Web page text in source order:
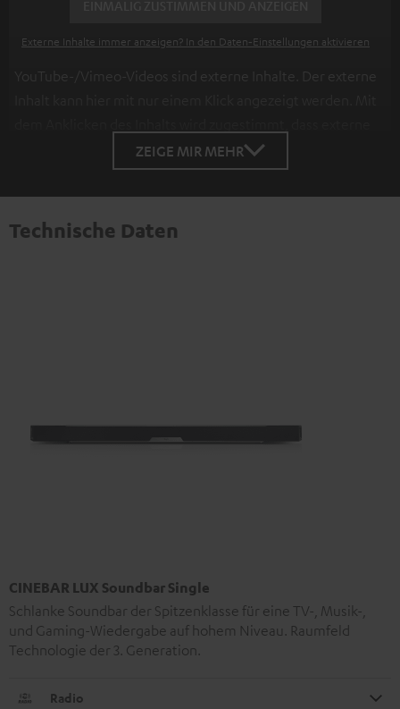
Externe Inhalte immer anzeigen? In den Daten‑Einstellungen aktivieren
YouTube-/Vimeo-Videos sind externe Inhalte. Der externe
Inhalte angezeigt werden. Dabei können
personenbezogene Daten an Drittplattformen
übermittelt werden.Weitere Informationen sind in der
Datenschutzerklärung unter I zu finden
ZEIGE MIR MEHR
Technische Daten
CINEBAR LUX Soundbar Single
Schlanke Soundbar der Spitzenklasse für eine TV-, Musik-,
und Gaming-Wiedergabe auf hohem Niveau. Raumfeld
Technologie der 3. Generation.
Radio